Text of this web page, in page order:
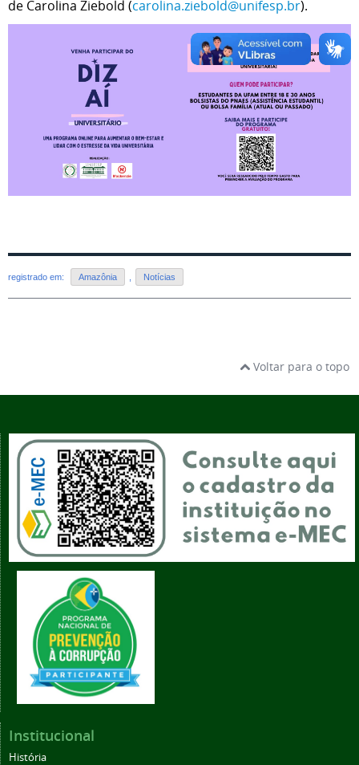
de Carolina Ziebold (carolina.ziebold@unifesp.br).
registrado em: Amazônia Notícias
Voltar para o topo
Institucional
História